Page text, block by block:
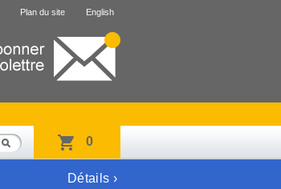
Plan du site English
0
Détails ›